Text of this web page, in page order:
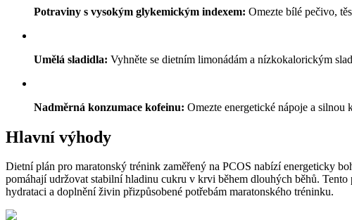
Potraviny s vysokým glykemickým indexem: Omezte bílé pečivo,
Umělá sladidla: Vyhněte se dietním limonádám a nízkokalorickým
Nadměrná konzumace kofeinu: Omezte energetické nápoje a
Hlavní výhody
Dietní plán pro maratonský trénink zaměřený na PCOS nabízí energeticky
pomáhají udržovat stabilní hladinu cukru v krvi během dlouhých běhů.
hydrataci a doplnění živin přizpůsobené potřebám maratonského tréninku.